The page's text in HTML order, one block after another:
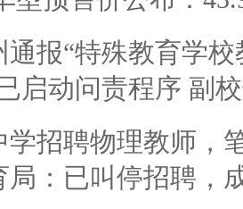
通报“特殊教育学
启动问责程序 副
学招聘物理教师，
局：已叫停招聘，